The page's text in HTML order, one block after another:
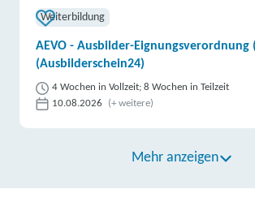
DAA Deutsche Angestellten-
Hof 25, 31785 Hameln Partner
weitere Informationen
IBB Hameln | IBB Hefehof 23,
Weiterbildung
AEVO - Ausbilder-Eignungsverordnung
(Ausbilderschein24)
4 Wochen in Vollzeit; 8 Wochen in Teilzeit
10.08.2026
(+ weitere)
Mehr anzeigen